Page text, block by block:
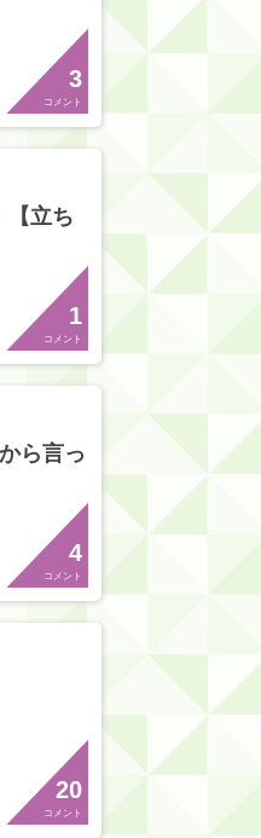
3
コメント
【立ち
1
コメント
ら言っ
4
コメント
20
コメント